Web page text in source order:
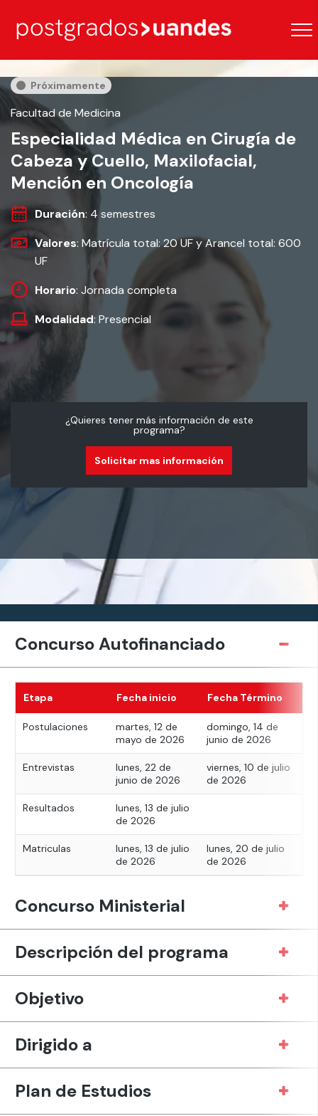
Próximamente
Facultad de Medicina
Especialidad Médica en Cirugía de
Cabeza y Cuello, Maxilofacial,
Mención en Oncología
Duración: 4 semestres
Valores: Matrícula total: 20 UF y Arancel total: 600
UF
Horario: Jornada completa
Modalidad: Presencial
¿Quieres tener más información de este
programa?
Solicitar mas información
Concurso Autofinanciado
Etapa Fecha inicio Fecha Término
Postulaciones
martes, 12 de
mayo de 2026
domingo, 14 de
junio de 2026
Entrevistas
lunes, 22 de
junio de 2026
viernes, 10 de julio
de 2026
Resultados
lunes, 13 de julio
de 2026
Matriculas
lunes, 13 de julio
de 2026
lunes, 20 de julio
de 2026
Concurso Ministerial
Descripción del programa
Objetivo
Dirigido a
Plan de Estudios